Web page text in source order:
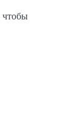
чтобы